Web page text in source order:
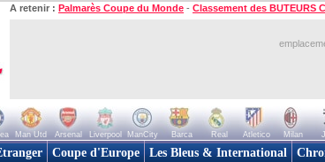
A retenir : Palmarès Coupe du Monde - Classement des BUTEURS
Man Utd Arsenal Liverpool ManCity Barca Real Atletico Milan
Coupe d'Europe Les Bleus & International